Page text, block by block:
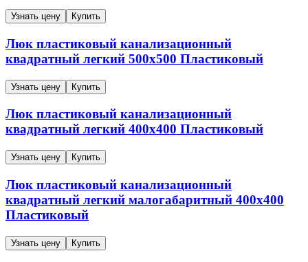
Узнать цену Купить
Люк пластиковый канализационный
квадратный легкий 500х500 Пластиковый
Узнать цену Купить
Люк пластиковый канализационный
квадратный легкий 400х400 Пластиковый
Узнать цену Купить
Люк пластиковый канализационный
квадратный легкий малогабаритный 400х400
Пластиковый
Узнать цену Купить